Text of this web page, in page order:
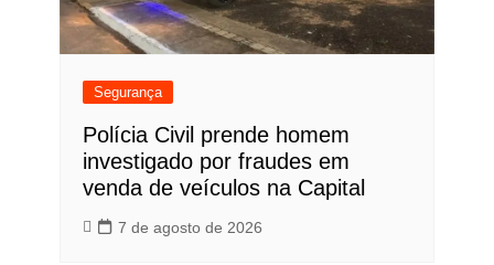
Segurança
Polícia Civil prende homem
investigado por fraudes em
venda de veículos na Capital
7 de agosto de 2026